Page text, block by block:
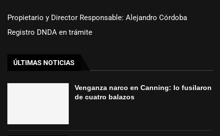
Propietario y Director Responsable: Alejandro Córdoba
Registro DNDA en trámite
ÚLTIMAS NOTICIAS
Venganza narco en Canning: lo fusilaron
de cuatro balazos